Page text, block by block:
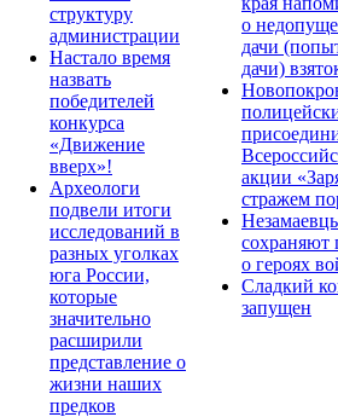
структуру
администрации
Настало время
назвать
победителей
конкурса
«Движение
вверх»!
Археологи
подвели итоги
исследований в
разных уголках
юга России,
которые
значительно
расширили
представление о
жизни наших
предков
о
дачи
дачи)
акции
стражем
сохраняют
о героях
Сладкий
запущен